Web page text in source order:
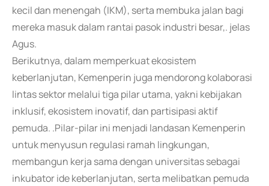
kecil dan menengah (IKM), serta membuka jalan bagi
mereka masuk dalam rantai pasok industri besar,. jelas
Agus.
Berikutnya, dalam memperkuat ekosistem
keberlanjutan, Kemenperin juga mendorong kolaborasi
lintas sektor melalui tiga pilar utama, yakni kebijakan
inklusif, ekosistem inovatif, dan partisipasi aktif
pemuda. .Pilar-pilar ini menjadi landasan Kemenperin
untuk menyusun regulasi ramah lingkungan,
membangun kerja sama dengan universitas sebagai
inkubator ide keberlanjutan, serta melibatkan pemuda